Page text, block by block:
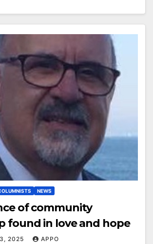
NEWS
of community
found in love and hope
2025
APPO